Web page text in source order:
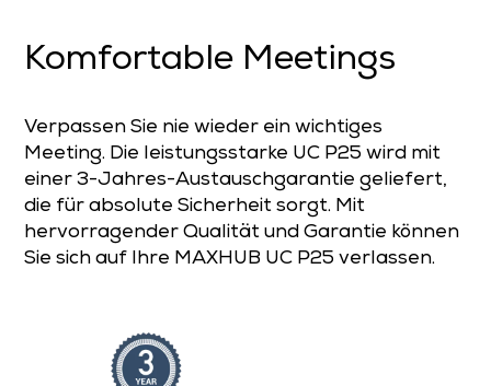
Komfortable Meetings
Verpassen Sie nie wieder ein wichtiges
Meeting. Die leistungsstarke UC P25 wird mit
einer 3-Jahres-Austauschgarantie geliefert,
die für absolute Sicherheit sorgt. Mit
hervorragender Qualität und Garantie können
Sie sich auf Ihre MAXHUB UC P25 verlassen.